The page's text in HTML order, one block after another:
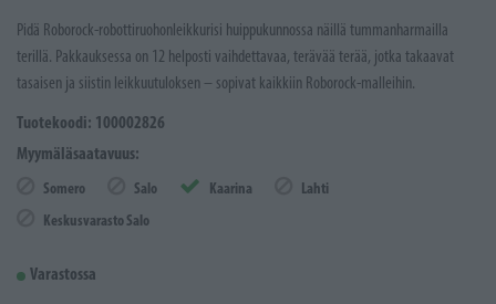
Pidä Roborock-robottiruohonleikkurisi huippukunnossa näillä tummanharmailla
terillä. Pakkauksessa on 12 helposti vaihdettavaa, terävää terää, jotka takaavat
tasaisen ja siistin leikkuutuloksen – sopivat kaikkiin Roborock-malleihin.
Tuotekoodi: 100002826
Myymäläsaatavuus:
Somero Salo Kaarina
Lahti
Keskusvarasto Salo
Varastossa